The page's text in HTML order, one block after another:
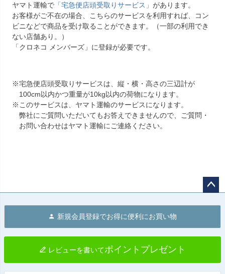
ヤマト運輸で 「宅急便店頭受取りサービス」 があります。
お客様がご不在の場合、こちらのサービスを利用すれば、コン
ビニなどで商品を受け取ることができます。（一部の利用でき
ない店舗あり。）
「クロネコ メンバーズ」に登録が必要です。
※宅急便店頭受取りサービスは、縦・横・高さの三辺計が
100cm以内かつ重量が10kg以内の荷物になります。
※このサービスは、ヤマト運輸のサービスになります。
弊社にご質問いただいてもお答えできませんので、ご質問・
お問い合わせはヤマト運輸にご連絡ください。
へ
新規会員登録でお得に便利にお買い物
レビューを書いてポイントプレゼント